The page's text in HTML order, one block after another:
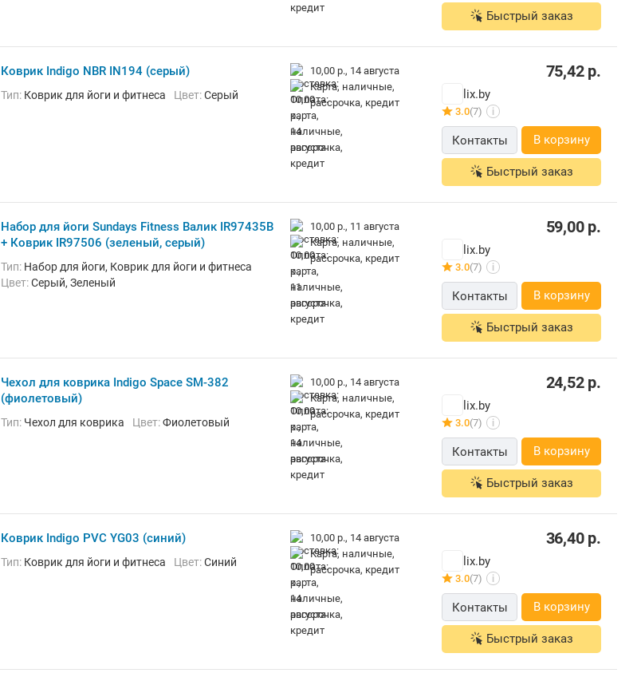
Быстрый заказ
Коврик Indigo NBR IN194 (серый)
Тип: Коврик для йоги и фитнеса Цвет:Серый
10,00 р., 14 августа
карта, наличные,
рассрочка, кредит
75,42р.
lix.by
3.0(7) i
Контакты В корзину
Быстрый заказ
Набор для йоги Sundays Fitness Валик IR97435B
+ Коврик IR97506 (зеленый, серый)
Тип: Набор для йоги, Коврик для йоги и фитнеса
Цвет:Серый, Зеленый
10,00 р., 11 августа
карта, наличные,
рассрочка, кредит
59,00р.
lix.by
3.0(7) i
Контакты В корзину
Быстрый заказ
Чехол для коврика Indigo Space SM-382
(фиолетовый)
Тип: Чехол для коврика Цвет:Фиолетовый
10,00 р., 14 августа
карта, наличные,
рассрочка, кредит
24,52р.
lix.by
3.0(7) i
Контакты В корзину
Быстрый заказ
Коврик Indigo PVC YG03 (синий)
Тип: Коврик для йоги и фитнеса Цвет:Синий
10,00 р., 14 августа
карта, наличные,
рассрочка, кредит
36,40р.
lix.by
3.0(7) i
Контакты В корзину
Быстрый заказ